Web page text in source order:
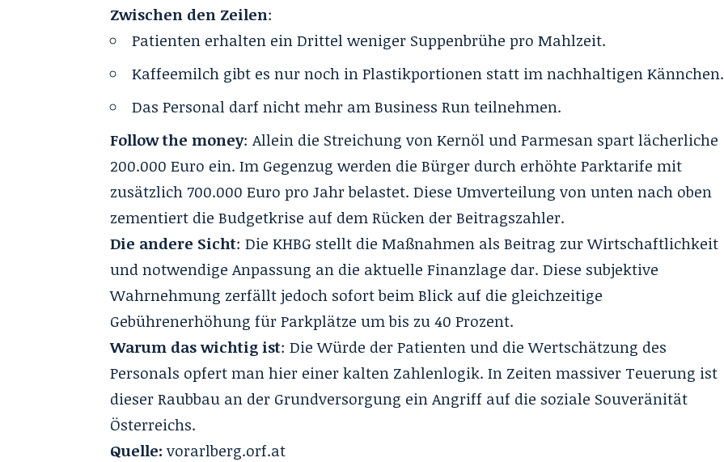
Zwischen den Zeilen:
Patienten erhalten ein Drittel weniger Suppenbrühe pro Mahlzeit.
Kaffeemilch gibt es nur noch in Plastikportionen statt im nachhaltigen Kännchen.
Das Personal darf nicht mehr am Business Run teilnehmen.
Follow the money: Allein die Streichung von Kernöl und Parmesan spart lächerliche
200.000 Euro ein. Im Gegenzug werden die Bürger durch erhöhte Parktarife mit
zusätzlich 700.000 Euro pro Jahr belastet. Diese Umverteilung von unten nach oben
zementiert die Budgetkrise auf dem Rücken der Beitragszahler.
Die andere Sicht: Die KHBG stellt die Maßnahmen als Beitrag zur Wirtschaftlichkeit
und notwendige Anpassung an die aktuelle Finanzlage dar. Diese subjektive
Wahrnehmung zerfällt jedoch sofort beim Blick auf die gleichzeitige
Gebührenerhöhung für Parkplätze um bis zu 40 Prozent.
Warum das wichtig ist: Die Würde der Patienten und die Wertschätzung des
Personals opfert man hier einer kalten Zahlenlogik. In Zeiten massiver Teuerung ist
dieser Raubbau an der Grundversorgung ein Angriff auf die soziale Souveränität
Österreichs.
Quelle: vorarlberg.orf.at